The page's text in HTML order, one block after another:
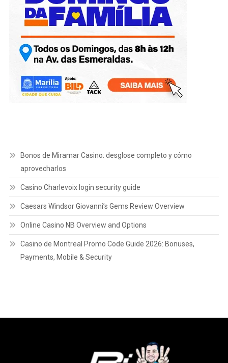
Bonos de Miramar Casino: desglose completo y cómo
aprovecharlos
Casino Charlevoix login security guide
Caesars Windsor Giovanni’s Gems Review Overview
Online Casino NB Overview and Options
Casino de Montreal Promo Code Guide 2026: Bonuses,
Payments, Mobile & Security